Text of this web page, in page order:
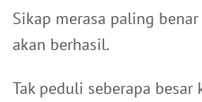
Sikap merasa paling
akan berhasil.
Tak peduli seberapa besar